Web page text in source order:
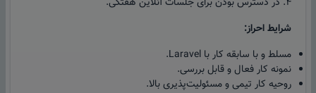
شرایط احراز:
مسلط و با سابقه کار با Laravel.
نمونه کار فعال و قابل بررسی.
روحیه کار تیمی و مسئولیت‌پذیری بالا.